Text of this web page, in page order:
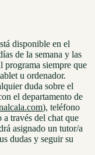
disponible en el
de la semana y las
programa siempre que
u ordenador.
duda sobre el
el departamento de
), teléfono
a través del chat que
asignado un tutor/a
dudas y seguir su